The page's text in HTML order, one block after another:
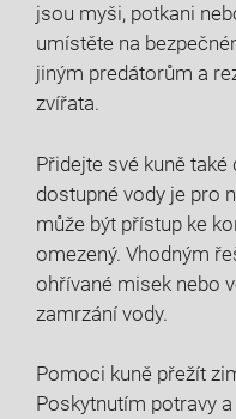
jsou myši, potkani
umístěte na
jiným predátorům a
zvířata.
Přidejte své kuně
dostupné vody je pro
může být přístup ke
omezený. Vhodným
ohřívané misek nebo
zamrzání vody.
Pomoci kuně přežít
Poskytnutím potravy